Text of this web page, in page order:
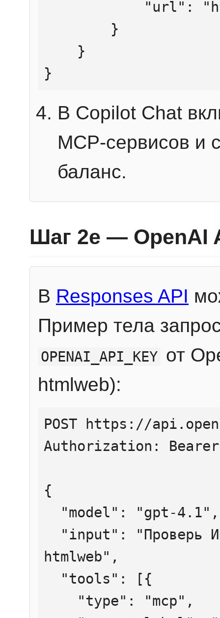
}
В Copilot Chat
MCP-сервисов и
баланс.
Шаг 2e — OpenAI
В Responses API
Пример тела
OPENAI_API_KEY от
htmlweb):
POST https://
Authorization:
{
htmlweb",